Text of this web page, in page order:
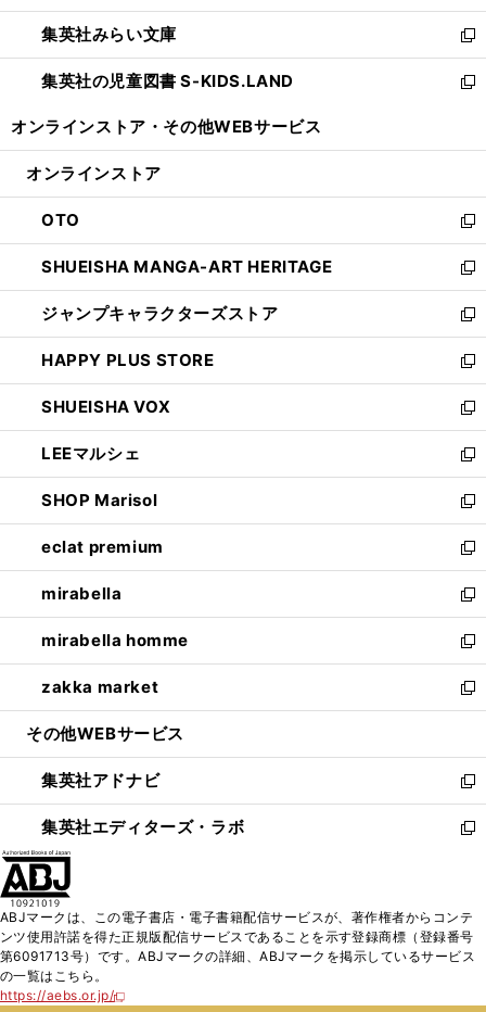
開
く
ウ
で
開
く
ン
ド
ウ
で
ウ
ィ
ン
ド
開
集英社みらい文庫
新
し
い
ン
ウ
で
開
く
集英社の児童図書 S-KIDS.LAND
新
ウ
ン
ド
ウ
で
開
く
オンラインストア・ その他WEBサービス
オンラインストア
OTO
新
し
い
ウ
ィ
ン
ド
ウ
で
開
く
SHUEISHA MANGA-ART HERITAGE
新
し
い
ウ
ィ
ン
ド
ウ
で
開
く
ジャンプキャラクターズストア
新
し
い
ウ
ィ
ン
ド
ウ
で
開
く
HAPPY PLUS STORE
新
し
い
ウ
ィ
ン
ド
ウ
で
開
く
SHUEISHA VOX
新
し
い
ウ
ィ
ン
ド
ウ
で
開
く
LEEマルシェ
新
し
い
ウ
ィ
ン
ド
ウ
で
開
く
SHOP Marisol
新
し
い
ウ
ィ
ン
ド
ウ
で
開
eclat premium
新
し
い
ウ
ィ
ン
ド
ウ
開
く
mirabella
新
し
い
ウ
ィ
ン
ウ
で
開
く
mirabella homme
新
し
い
ウ
ン
ド
ウ
で
zakka market
新
し
ウ
ィ
ン
ド
く
その他WEBサービス
集英社アドナビ
新
し
い
ド
ウ
で
集英社エディターズ・ラボ
新
ィ
ン
ABJマークは、この電子書店・電子書籍配信サービスが、著作権者からコンテ
ンツ使用許諾を得た正規版配信サービスであることを示す登録商標（登録番号
第6091713号）です。ABJマークの詳細、ABJマークを掲示しているサービス
の一覧はこちら。
https://aebs.or.jp/
新